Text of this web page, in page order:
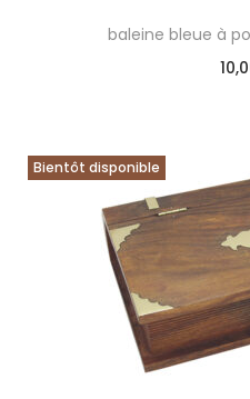
baleine bleue à
Bientôt disponible